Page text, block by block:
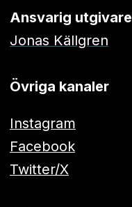
Ansvarig utgivare
Jonas Källgren
Övriga kanaler
Instagram
Facebook
Twitter/X